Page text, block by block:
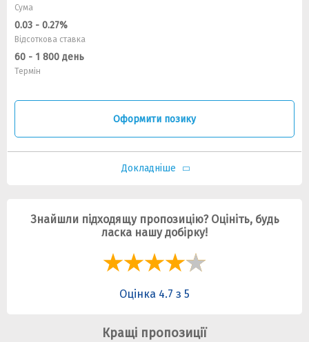
Сума
0.03 - 0.27%
Відсоткова ставка
60 - 1 800 день
Термін
Оформити позику
Докладніше
Знайшли підходящу пропозицію? Оцініть, будь
ласка нашу добірку!
Оцінка 4.7 з 5
Кращі пропозиції